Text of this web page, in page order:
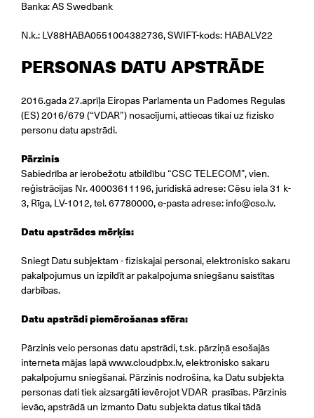
Banka: AS Swedbank
N.k.: LV88HABA0551004382736, SWIFT-kods: HABALV22
PERSONAS DATU APSTRĀDE
2016.gada 27.aprīļa Eiropas Parlamenta un Padomes Regulas
(ES) 2016/679 (“VDAR”) nosacījumi, attiecas tikai uz fizisko
personu datu apstrādi.
Pārzinis
Sabiedrība ar ierobežotu atbildību “CSC TELECOM”, vien.
reģistrācijas Nr. 40003611196, juridiskā adrese: Cēsu iela 31 k-
3, Rīga, LV-1012, tel. 67780000, e-pasta adrese: info@csc.lv.
Datu apstrādes mērķis:
Sniegt Datu subjektam - fiziskajai personai, elektronisko sakaru
pakalpojumus un izpildīt ar pakalpojuma sniegšanu saistītas
darbības.
Datu apstrādi piemērošanas sfēra:
Pārzinis veic personas datu apstrādi, t.sk. pārziņā esošajās
interneta mājas lapā www.cloudpbx.lv, elektronisko sakaru
pakalpojumu sniegšanai. Pārzinis nodrošina, ka Datu subjekta
personas dati tiek aizsargāti ievērojot VDAR prasības. Pārzinis
ievāc, apstrādā un izmanto Datu subjekta datus tikai tādā